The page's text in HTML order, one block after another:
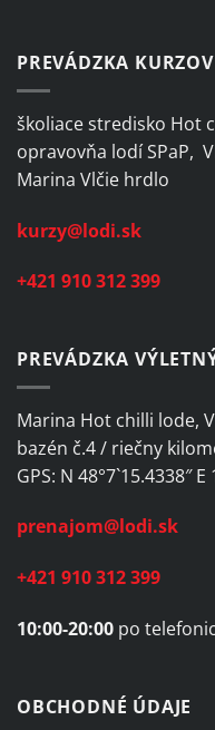
PREVÁDZKA KURZOV
školiace stredisko Hot
opravovňa lodí SPaP,
Marina Vlčie hrdlo
kurzy@lodi.sk
+421 910 312 399
PREVÁDZKA
Marina Hot chilli lode,
bazén č.4 / riečny
GPS: N 48°7`15.4338″ E
prenajom@lodi.sk
+421 910 312 399
10:00-20:00 po
OBCHODNÉ ÚDAJE